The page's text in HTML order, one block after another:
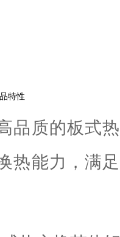
特性
品质的板式
热能力，满